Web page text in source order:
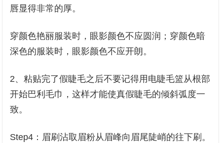
唇显得非常的厚。
穿颜色艳丽服装时，眼影颜色不应圆润；穿颜色暗
深色的服装时，眼影颜色不应开朗。
2、粘贴完了假睫毛之后不要记得用电睫毛篮从根部
开始巴利毛巾，这样才能使真假睫毛的倾斜弧度一
致。
Step4：眉刷沾取眉粉从眉峰向眉尾陡峭的往下刷。